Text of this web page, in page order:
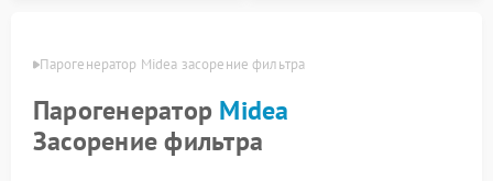
Парогенератор Midea засорение фильтра
Парогенератор Midea
Засорение фильтра